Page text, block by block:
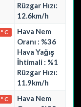
Rüzgar Hızı:
12.6km/h
C
Hava Nem
Oranı : %36
Hava Yağış
İhtimali : %1
Rüzgar Hızı:
11.9km/h
C
Hava Nem